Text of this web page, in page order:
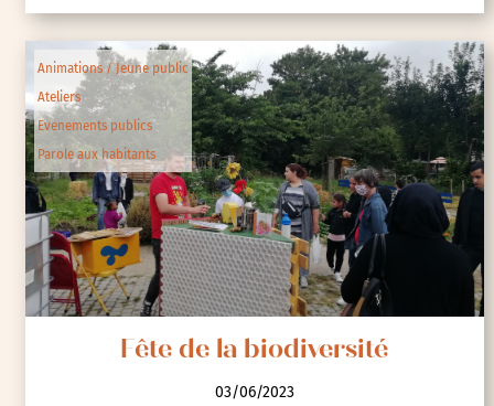
Animations / Jeune public
Ateliers
Evenements publics
Parole aux habitants
Fête de la biodiversité
03/06/2023